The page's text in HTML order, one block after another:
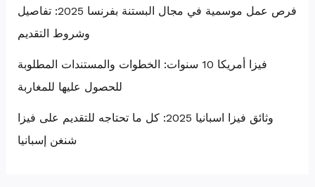
فرص عمل موسمية في مجال البستنة بفرنسا 2025: تفاصيل
وشروط التقديم
فيزا أمريكا 10 سنوات: الخطوات والمستندات المطلوبة
للحصول عليها للمغاربة
وثائق فيزا اسبانيا 2025: كل ما تحتاجه للتقديم على فيزا
شنغن إسبانيا